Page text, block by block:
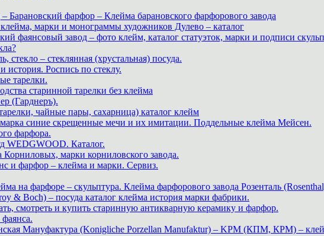
Барановский фарфор – Клейма барановского фарфорового завода
марки и монограммы художников Дулево – каталог
фаянсовый завод – фото клейм, каталог статуэток, марки и подписи
стекло – стеклянная (хрустальная) посуда.
история. Роспись по стеклу.
тарелки.
старинной тарелки без клейма
(Гарднеръ).
чайные пары, сахарница) каталог клейм
синие скрещенные мечи и их имитации. Поддельные клейма Мейсен.
фарфора.
WEDGWOOD. Каталог.
марки корниловского завода.
и фарфор – клейма и марки. Сервиз.
на фарфоре – скульптура. Клейма фарфорового завода Розенталь
& Boch) – посуда каталог клейма история марки фабрики.
смотреть и купить старинную антикварную керамику и фарфор.
Мануфактура (Konigliche Porzellan Manufaktur) – KPM (КПМ, КРМ) –